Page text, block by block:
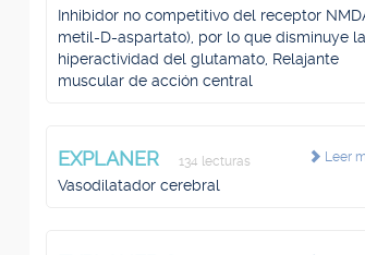
Inhibidor no competitivo del receptor
metil-D-aspartato), por lo que disminuye la
hiperactividad del glutamato, Relajante
muscular de acción central
Leer
EXPLANER 134 lecturas
Vasodilatador cerebral